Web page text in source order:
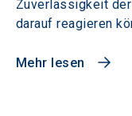
Zuverlässigkeit
darauf reagieren
Mehr lesen